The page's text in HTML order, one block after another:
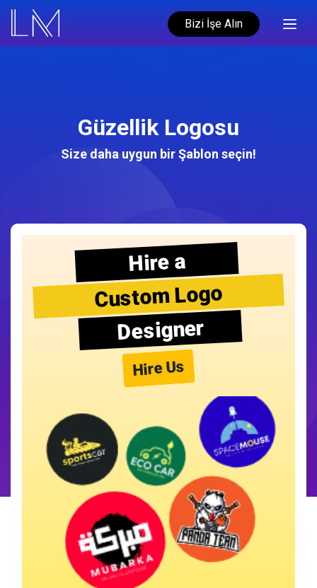
Bizi İşe Alın
Güzellik Logosu
Size daha uygun bir Şablon seçin!
Hire a
Custom Logo
Designer
Hire Us